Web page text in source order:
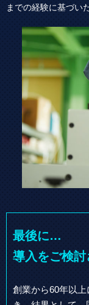
までの経験に基づい
最後に…
導入をご検
創業から60年以